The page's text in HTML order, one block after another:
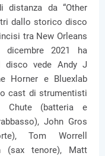
da “Other
dallo storico disco
tra New Orleans
2021 ha
disco vede Andy J
Horner e Bluexlab
cast di strumentisti
Chute (batteria e
John Gros
Tom Worrell
(sax tenore), Matt